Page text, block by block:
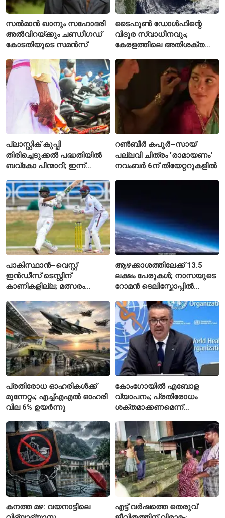
സൽമാൻ ഖാനും സഹോദരി
അൽവിറയ്ക്കും ചണ്ഡീഗഡ്
കോടതിയുടെ സമൻസ്
ടൈഫൂൺ ഡോൾഫിന്റെ
വിദൂര സ്വാധീനവും;
കേരളത്തിലെ അതിശക്ത
കാരണമായേക്കുമെന്ന്
റിപ്പോർട്ട്
പ്ലാസ്റ്റിക് കുപ്പി
തിരിച്ചെടുക്കൽ പദ്ധതിയിൽ
ബവ്കോ പിന്മാറി; ഇന്ന്
സ്വീകരിക്കില്ല
റൺബീർ കപൂർ–സായ്
പല്ലവി ചിത്രം 'രാമായണം'
നവംബർ 6ന് തിയേറ്ററുകളിൽ
പാകിസ്ഥാൻ–വെസ്റ്റ്
ഇൻഡീസ് ടെസ്റ്റിന്
കാണികളില്ല; മത്സരം
പരിഹാസവിഷയം
ആഴക്കാശത്തിലേക്ക് 13.5
ലക്ഷം പേരുകൾ; നാസയുടെ
റോമൻ ടെലിസ്കോപ്പിൽ
പ്രതിരോധ ഓഹരികൾക്ക്
മുന്നേറ്റം; എച്ച്എഎൽ ഓഹരി
വില 6% ഉയർന്നു
കോംഗോയിൽ എബോള
വ്യാപനം; പ്രതിരോധം
ശക്തമാക്കണമെന്ന്
കനത്ത മഴ: വയനാട്ടിലെ
എട്ട് വർഷത്തെ തെരുവ്